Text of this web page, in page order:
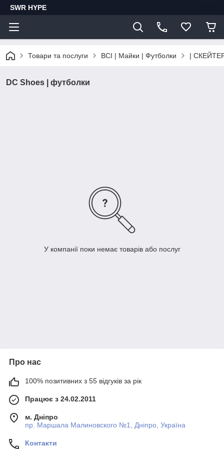
SWR HYPE
Товари та послуги ВСІ | Майки | Футболки |
DC Shoes | футболки
У компанії поки немає товарів або послуг
Про нас
100% позитивних з 55 відгуків за рік
Працює з 24.02.2011
м. Дніпро
пр. Маршала Малиновского №1, Дніпро, Україна
Контакти